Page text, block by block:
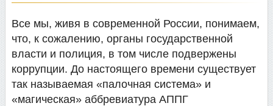
Все мы, живя в современной России, понимаем,
что, к сожалению, органы государственной
власти и полиция, в том числе подвержены
коррупции. До настоящего времени существует
так называемая «палочная система» и
«магическая» аббревиатура АППГ